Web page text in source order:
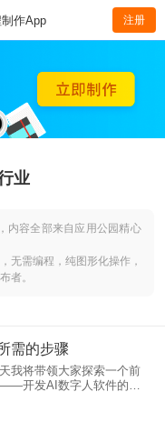
作App 注册
业
内容全部来自应用公园精心
无需编程，纯图形化操作，
者。
需的步骤
我将带领大家探索一个前
开发AI数字人软件的步
就是利用人工智能技术创
为、甚至情感的虚拟角